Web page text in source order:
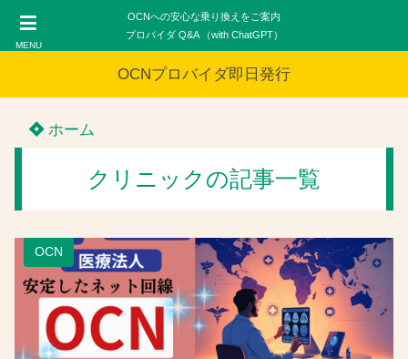
MENU
OCNへの安心な乗り換えをご案内
プロバイダ Q&A （with ChatGPT）
OCNプロバイダ即日発行
ホーム
クリニックの記事一覧
OCN